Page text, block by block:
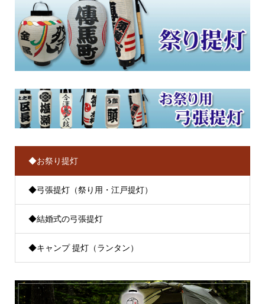
◆お祭り提灯
◆弓張提灯（祭り用・江戸提灯）
◆結婚式の弓張提灯
◆キャンプ 提灯（ランタン）